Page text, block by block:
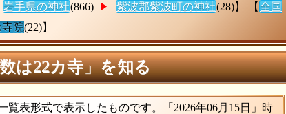
岩手県の神社(866) 紫波郡紫波町の神社(28)】 【 全国
院(22)】
は22カ寺」を知る
表形式で表示したものです。「2026年06月15日」時